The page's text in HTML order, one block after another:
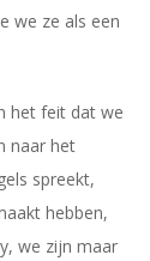
we ze als een
het feit dat we
naar het
spreekt,
hebben,
we zijn maar